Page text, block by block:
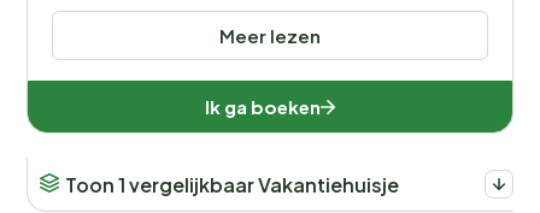
Meer lezen
Ik ga boeken
Toon 1 vergelijkbaar Vakantiehuisje